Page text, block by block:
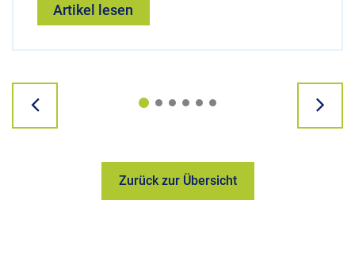
Artikel lesen
Zurück zur Übersicht